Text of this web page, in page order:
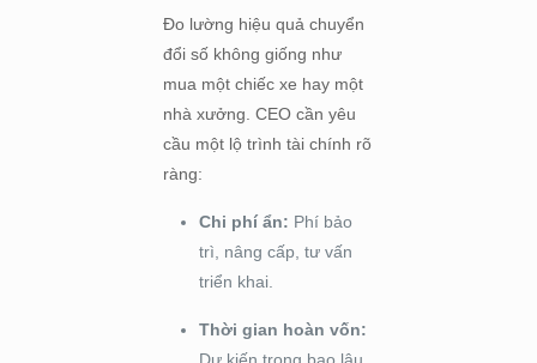
Đo lường hiệu quả chuyển
đổi số không giống như
mua một chiếc xe hay một
nhà xưởng. CEO cần yêu
cầu một lộ trình tài chính rõ
ràng:
Chi phí ẩn: Phí bảo
trì, nâng cấp, tư vấn
triển khai.
Thời gian hoàn vốn: